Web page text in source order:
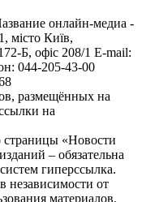
онлайн-медиа -
місто Київ,
Б, офіс 208/1 E-mail:
044-205-43-00
размещённых на
на
страницы «Новости
– обязательна
гиперссылка.
независимости от
материалов.